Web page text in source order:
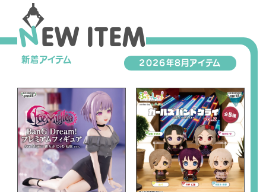
O
FFICIAL SNS
O
F
F
I
C
I
A
O
F
F
I
C
I
A
O
F
F
I
C
I
A
NEW ITEM
新着アイテム 2026年8月アイテム